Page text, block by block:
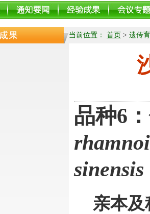
当前位置： 首页 > 遗传
品种6 ：
sinensis
亲本及